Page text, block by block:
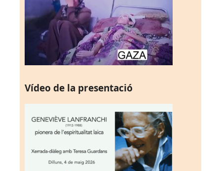
Vídeo de la presentació